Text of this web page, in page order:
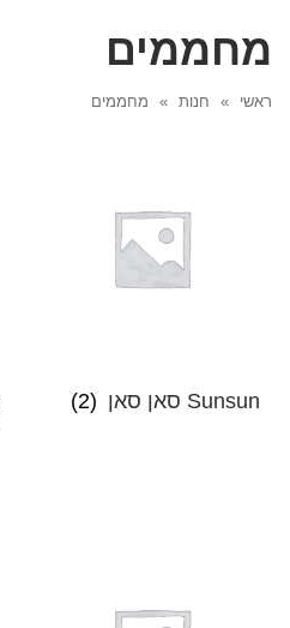
מחממים
ראשי » חנות » מחממים
Sunsun סאן סאן (2)